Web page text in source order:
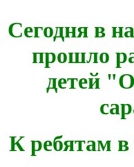
Сегодня в
прошло
детей
К ребятам в